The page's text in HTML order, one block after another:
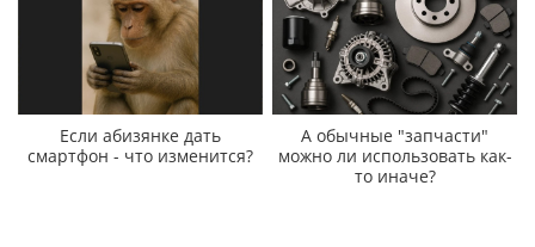
Если абизянке дать
смартфон - что изменится?
А обычные "запчасти"
можно ли использовать как-
то иначе?